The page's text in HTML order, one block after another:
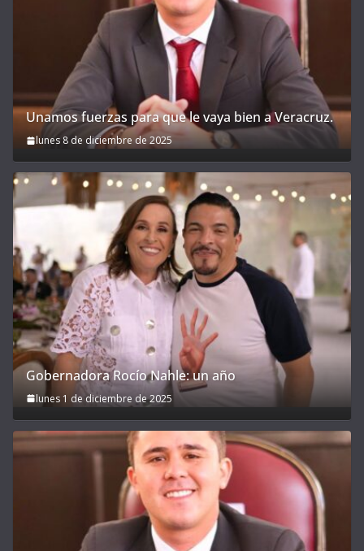
Unamos fuerzas para que le vaya bien a Veracruz.
lunes 8 de diciembre de 2025
Gobernadora Rocío Nahle: un año
lunes 1 de diciembre de 2025